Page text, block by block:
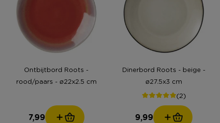
Ontbijtbord Roots -
rood/paars - ø22x2.5 cm
7,99
Dinerbord Roots - beige -
ø27.5x3 cm
(2)
9,99